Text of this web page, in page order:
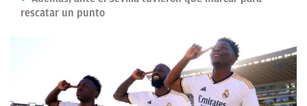
PAPARAZZI
rescatar un punto